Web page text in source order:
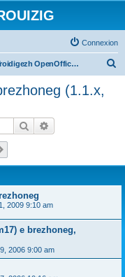
Connexion
Troidigezh OpenOffice.org e brezhoneg (1.1.x, 2.x ha 3.x)
c
(1.1.x,
Rechercher
2009 9:10 am
e brezhoneg,
2006 9:00 am